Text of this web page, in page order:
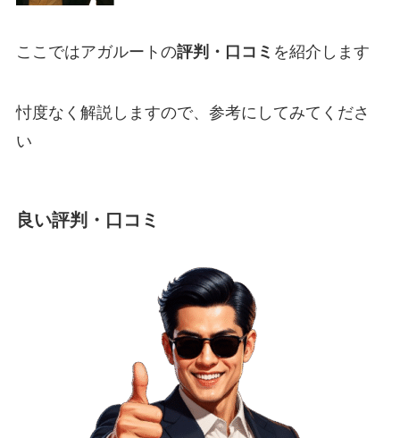
ここではアガルートの評判・口コミ を紹介します
忖度なく 解説しますので、参考にしてみてくださ
い
良い評判・口コミ